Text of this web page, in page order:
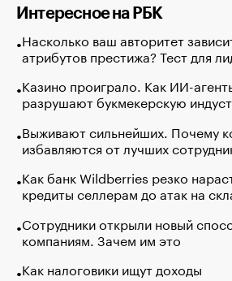
Интересное на РБК
Насколько ваш авторитет
атрибутов престижа? Тест для
Казино проиграло. Как ИИ-
разрушают букмекерскую
Выживают сильнейших. Почему
избавляются от лучших
Как банк Wildberries резко
кредиты селлерам до атак на
Сотрудники открыли новый
компаниям. Зачем им это
Как налоговики ищут доходы